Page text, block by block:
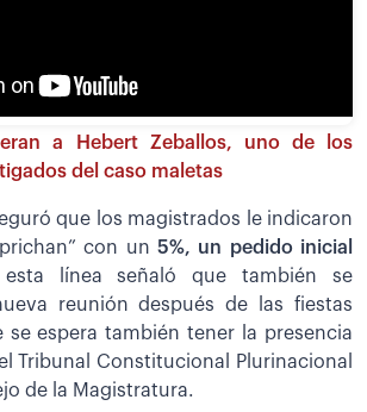
a Hebert Zeballos, uno de los
del caso maletas
que los magistrados le indicaron
con un 5%, un pedido inicial
línea señaló que también se
reunión después de las fiestas
se espera también tener la presencia
Tribunal Constitucional Plurinacional
de la Magistratura.